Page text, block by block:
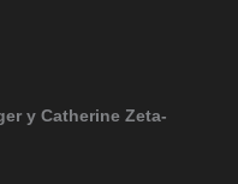
y Catherine Zeta-